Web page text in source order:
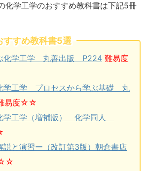
化学工学のおすすめ教科書は下記5冊
すすめ教科書5選
化学工学 丸善出版 P224 難易度
学工学 プロセスから学ぶ基礎 丸
易度☆☆
学工学（増補版） 化学同人
説と演習ー（改訂第3版）朝倉書店